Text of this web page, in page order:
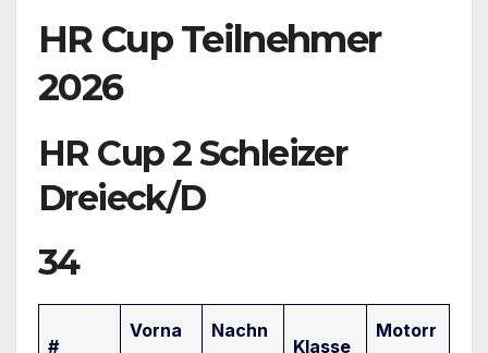
HR Cup Teilnehmer
2026
HR Cup 2 Schleizer
Dreieck/D
34
#
Vorna
Nachn
Klasse
Motorr